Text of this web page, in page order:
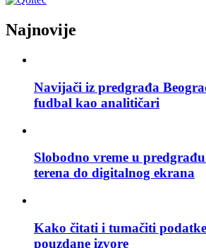
Najnovije
Navijači iz predgrađa
fudbal kao analitičari
Slobodno vreme u
terena do digitalnog ekrana
Kako čitati i tumačiti
pouzdane izvore